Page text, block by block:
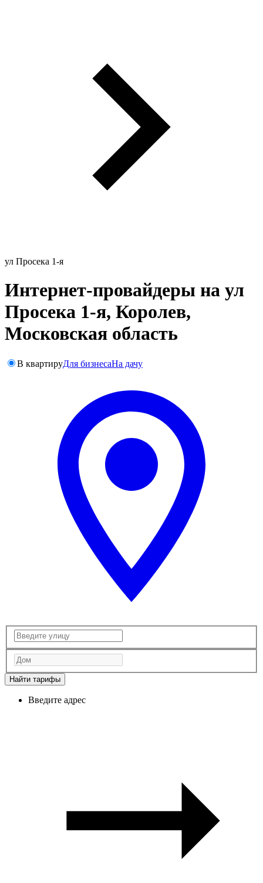
ул Просека 1-я
Интернет-провайдеры на ул
Просека 1-я, Королев,
Московская область
В квартируДля бизнесаНа дачу
Найти тарифы
Введите адрес